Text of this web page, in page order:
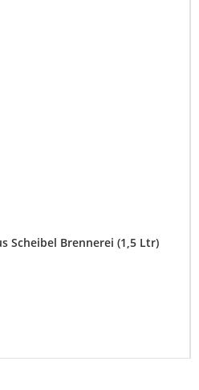
Scheibel Brennerei (1,5 Ltr)